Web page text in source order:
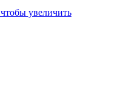
увеличить